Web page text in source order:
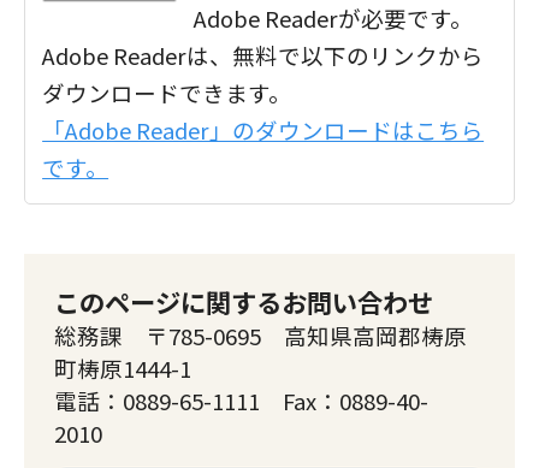
Adobe Readerが必要です。
Adobe Readerは、無料で以下のリンクから
ダウンロードできます。
「Adobe Reader」のダウンロードはこちら
です。
このページに関するお問い合わせ
総務課 〒785-0695 高知県高岡郡梼原
町梼原1444-1
電話：0889-65-1111 Fax：0889-40-
2010